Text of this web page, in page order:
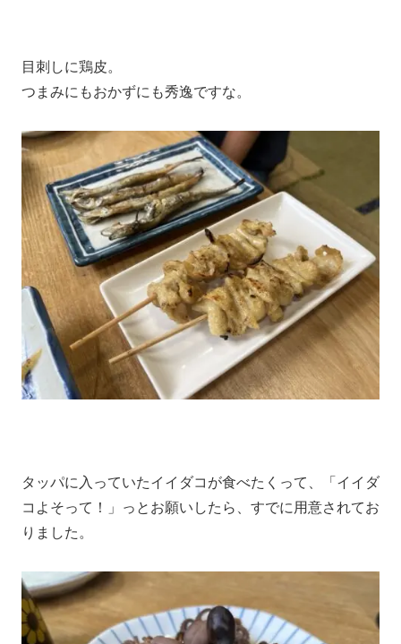
目刺しに鶏皮。
つまみにもおかずにも秀逸ですな。
タッパに入っていたイイダコが食べたくって、「イイダ
コよそって！」っとお願いしたら、すでに用意されてお
りました。